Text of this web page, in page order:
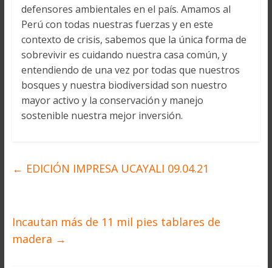
defensores ambientales en el país. Amamos al
Perú con todas nuestras fuerzas y en este
contexto de crisis, sabemos que la única forma de
sobrevivir es cuidando nuestra casa común, y
entendiendo de una vez por todas que nuestros
bosques y nuestra biodiversidad son nuestro
mayor activo y la conservación y manejo
sostenible nuestra mejor inversión.
← EDICIÓN IMPRESA UCAYALI 09.04.21
Incautan más de 11 mil pies tablares de
madera →